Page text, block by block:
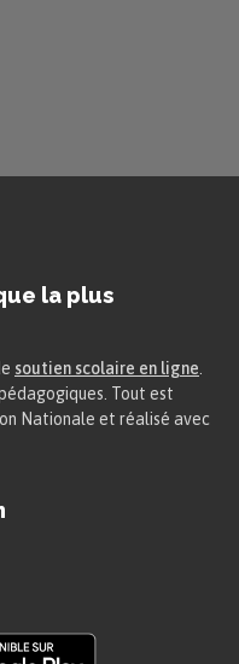
la plus
soutien scolaire en ligne
Tout est
Nationale et réalisé avec